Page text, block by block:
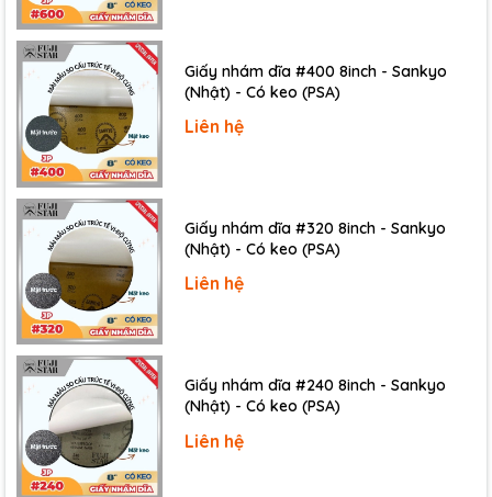
Giấy nhám dĩa #400 8inch - Sankyo
(Nhật) - Có keo (PSA)
Liên hệ
Giấy nhám dĩa #320 8inch - Sankyo
(Nhật) - Có keo (PSA)
Liên hệ
Giấy nhám dĩa #240 8inch - Sankyo
(Nhật) - Có keo (PSA)
Liên hệ